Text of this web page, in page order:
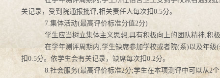
关记录，受到院通报批评,相关责任人每次扣0.5分。
7.集体活动(最高评价标准分值2分)
学生应当树立集体主义思想,具有积极向上的团队精神,积
在学年测评周期内,学生缺席参加学校或者院(系)以及年
扣0.5分。依学生会有关记录，缺席每次扣0.2分。
8.社会服务(最高评价标准2分;学生在本项测评中可以从2